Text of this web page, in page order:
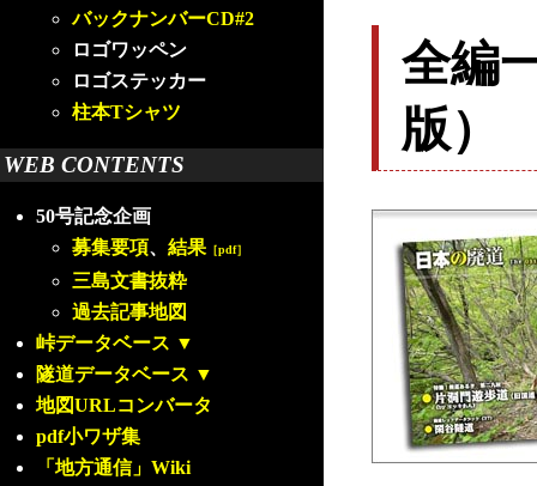
バックナンバーCD#2
ロゴワッペン
ロゴステッカー
柱本Tシャツ
WEB CONTENTS
50号記念企画
募集要項、 結果 ［pdf］
三島文書抜粋
過去記事地図
峠データベース ▼
隧道データベース ▼
地図URLコンバータ
pdf小ワザ集
「地方通信」Wiki
全編
版）